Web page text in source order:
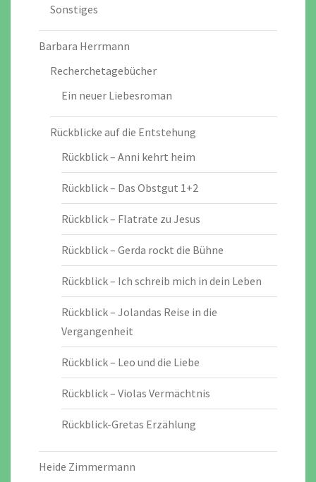
Sonstiges
Barbara Herrmann
Recherchetagebücher
Ein neuer Liebesroman
Rückblicke auf die Entstehung
Rückblick – Anni kehrt heim
Rückblick – Das Obstgut 1+2
Rückblick – Flatrate zu Jesus
Rückblick – Gerda rockt die Bühne
Rückblick – Ich schreib mich in dein Leben
Rückblick – Jolandas Reise in die
Vergangenheit
Rückblick – Leo und die Liebe
Rückblick – Violas Vermächtnis
Rückblick-Gretas Erzählung
Heide Zimmermann